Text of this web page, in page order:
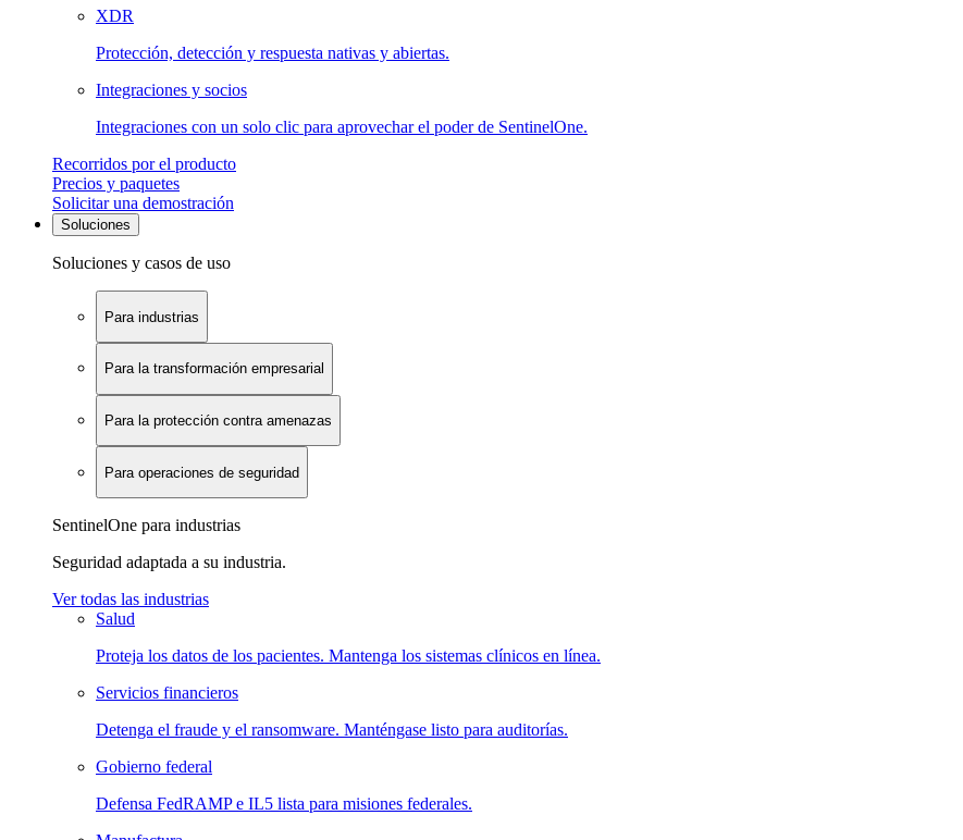
XDR
Protección, detección y respuesta nativas y abiertas.
Integraciones y socios
Integraciones con un solo clic para aprovechar el poder de SentinelOne.
Recorridos por el producto
Precios y paquetes
Solicitar una demostración
Soluciones
Soluciones y casos de uso
Para industrias
Para la transformación empresarial
Para la protección contra amenazas
Para operaciones de seguridad
SentinelOne para industrias
Seguridad adaptada a su industria.
Ver todas las industrias
Salud
Proteja los datos de los pacientes. Mantenga los sistemas clínicos en línea.
Servicios financieros
Detenga el fraude y el ransomware. Manténgase listo para auditorías.
Gobierno federal
Defensa FedRAMP e IL5 lista para misiones federales.